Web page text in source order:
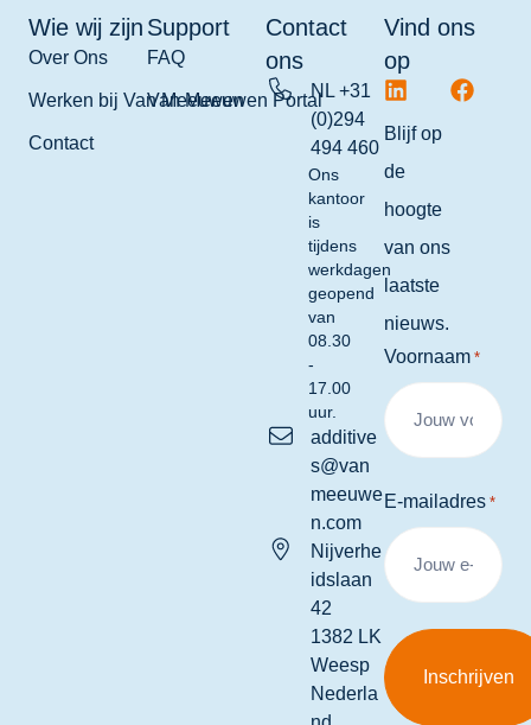
Wie wij zijn
Over Ons
Werken bij Van Meeuwen
Contact
Support
FAQ
Van Meeuwen Portal
Contact
ons
NL +31
(0)294
494 460
Ons
kantoor
is
tijdens
werkdagen
geopend
van
08.30
-
17.00
uur.
additive
s@van
meeuwe
n.com
Nijverhe
idslaan
42
1382 LK
Weesp
Nederla
Vind ons
op
Blijf op
de
hoogte
van ons
laatste
nieuws.
Voornaam *
E-mailadres *